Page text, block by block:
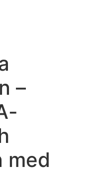
–
med